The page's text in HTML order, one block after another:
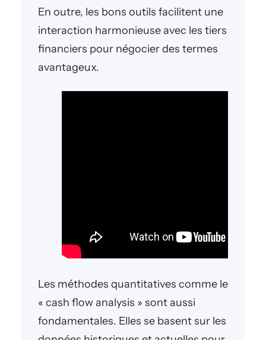
En outre, les bons outils facilitent une
interaction harmonieuse avec les tiers
financiers pour négocier des termes
avantageux.
Les méthodes quantitatives comme le
« cash flow analysis » sont aussi
fondamentales. Elles se basent sur les